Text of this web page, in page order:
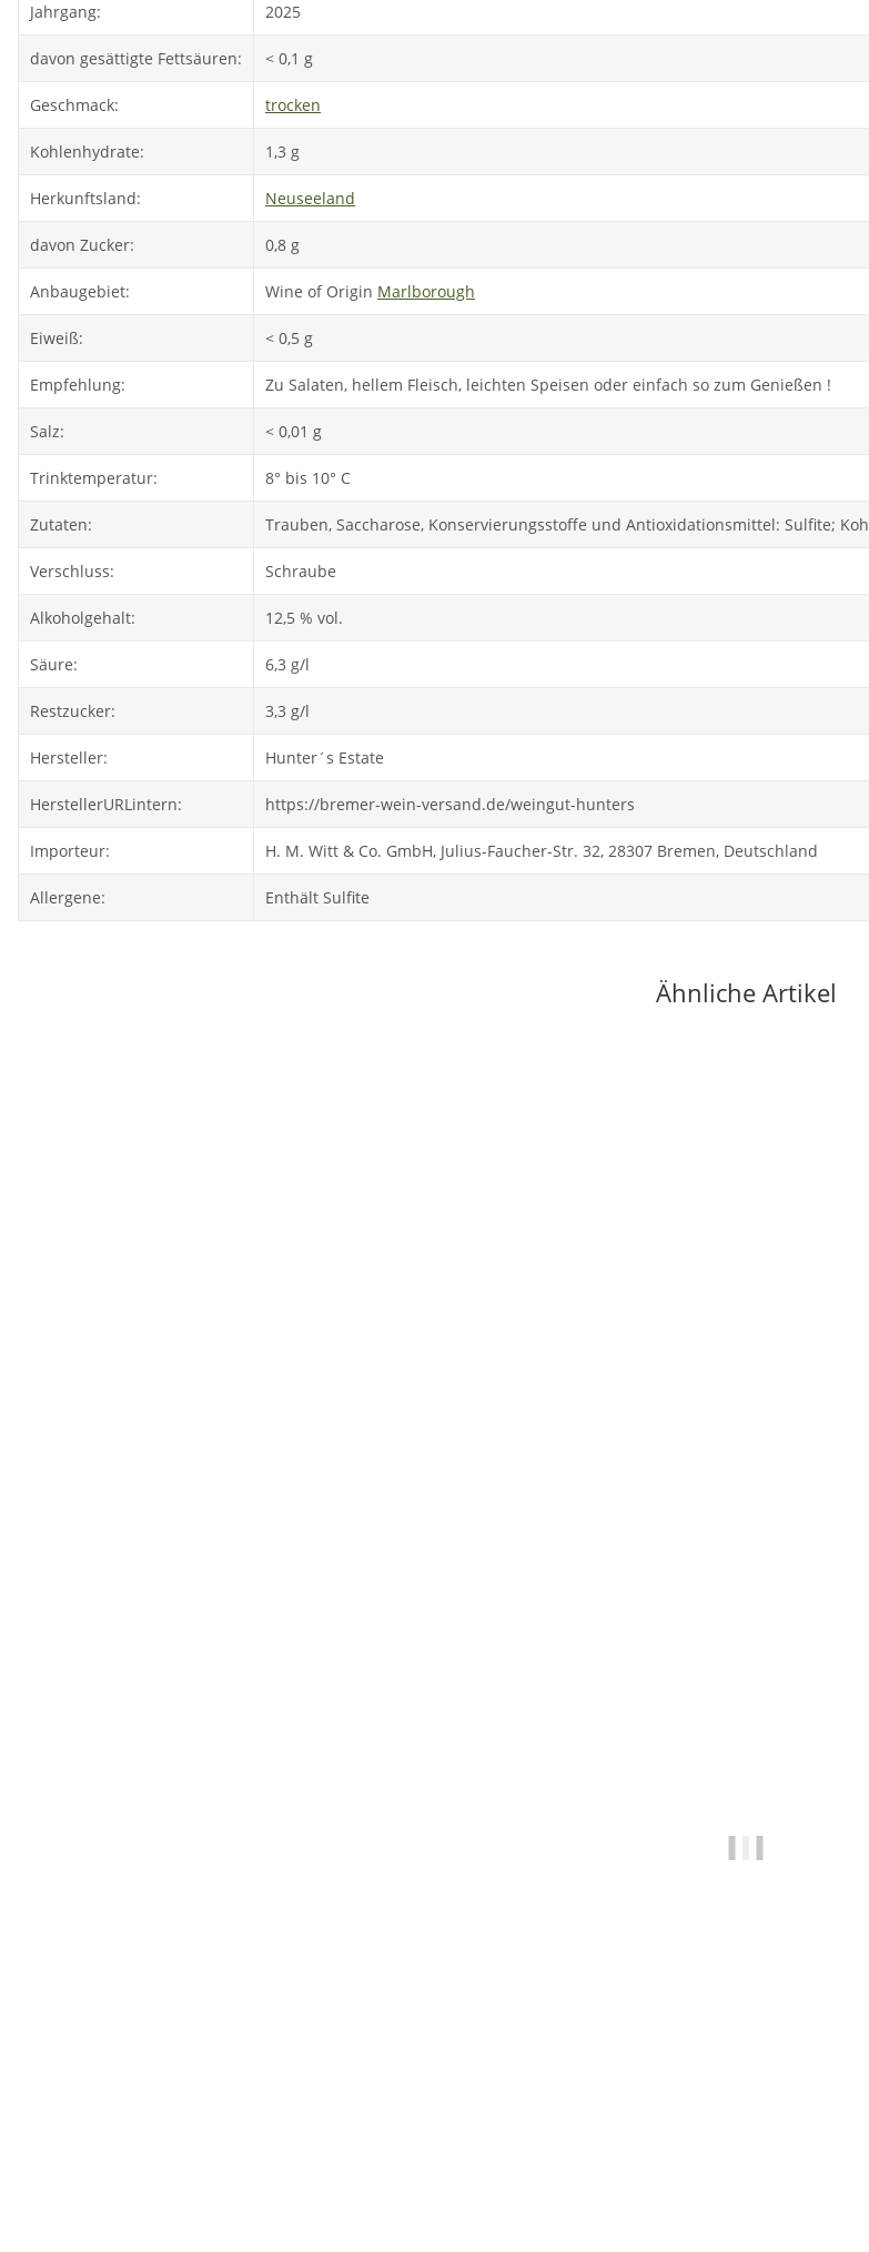
Jahrgang: 2025
davon gesättigte Fettsäuren: < 0,1 g
Geschmack: trocken
Kohlenhydrate: 1,3 g
Herkunftsland: Neuseeland
davon Zucker: 0,8 g
Anbaugebiet: Wine of Origin Marlborough
Eiweiß: < 0,5 g
Empfehlung: Zu Salaten, hellem Fleisch, leichten Speisen oder einfach so zum Genießen !
Salz: < 0,01 g
Trinktemperatur: 8° bis 10° C
Zutaten: Trauben, Saccharose, Konservierungsstoffe und Antioxidationsmittel: Sulfite;
Verschluss: Schraube
Alkoholgehalt: 12,5 % vol.
Säure: 6,3 g/l
Restzucker: 3,3 g/l
Hersteller: Hunter´s Estate
HerstellerURLintern: https://bremer-wein-versand.de/weingut-hunters
Importeur: H. M. Witt & Co. GmbH, Julius-Faucher-Str. 32, 28307 Bremen, Deutschland
Allergene: Enthält Sulfite
Ähnliche Artikel